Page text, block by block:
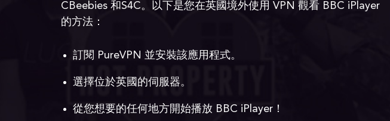
CBeebies 和S4C。以下是您在英國境外使用 VPN 觀看 BBC iPlayer
的方法：
訂閱 PureVPN 並安裝該應用程式。
選擇位於英國的伺服器。
從您想要的任何地方開始播放 BBC iPlayer！